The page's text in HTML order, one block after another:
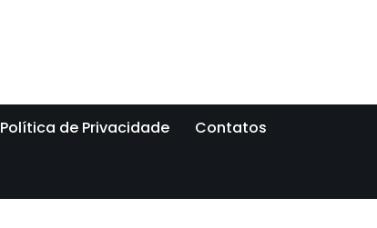
Política de Privacidade Contatos